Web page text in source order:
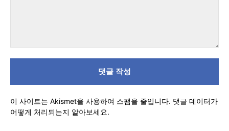
이 사이트는 Akismet을 사용하여 스팸을 줄입니다. 댓글 데이터가
어떻게 처리되는지 알아보세요.